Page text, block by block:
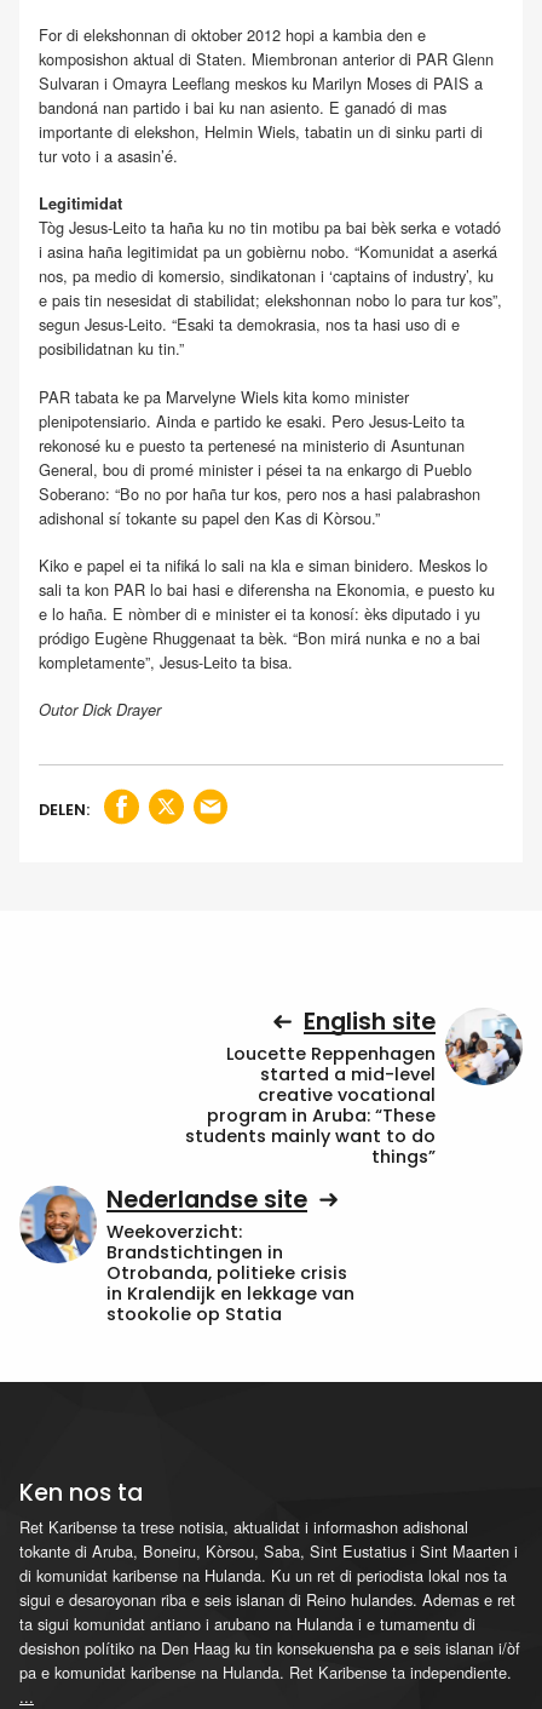
For di elekshonnan di oktober 2012 hopi a kambia den e
komposishon aktual di Staten. Miembronan anterior di PAR Glenn
Sulvaran i Omayra Leeflang meskos ku Marilyn Moses di PAIS a
bandoná nan partido i bai ku nan asiento. E ganadó di mas
importante di elekshon, Helmin Wiels, tabatin un di sinku parti di
tur voto i a asasin’é.
Legitimidat
Tòg Jesus-Leito ta haña ku no tin motibu pa bai bèk serka e votadó
i asina haña legitimidat pa un gobièrnu nobo. “Komunidat a aserká
nos, pa medio di komersio, sindikatonan i ‘captains of industry’, ku
e pais tin nesesidat di stabilidat; elekshonnan nobo lo para tur kos”,
segun Jesus-Leito. “Esaki ta demokrasia, nos ta hasi uso di e
posibilidatnan ku tin.”
PAR tabata ke pa Marvelyne Wiels kita komo minister
plenipotensiario. Ainda e partido ke esaki. Pero Jesus-Leito ta
rekonosé ku e puesto ta pertenesé na ministerio di Asuntunan
General, bou di promé minister i pései ta na enkargo di Pueblo
Soberano: “Bo no por haña tur kos, pero nos a hasi palabrashon
adishonal sí tokante su papel den Kas di Kòrsou.”
Kiko e papel ei ta nifiká lo sali na kla e siman binidero. Meskos lo
sali ta kon PAR lo bai hasi e diferensha na Ekonomia, e puesto ku
e lo haña. E nòmber di e minister ei ta konosí: èks diputado i yu
pródigo Eugène Rhuggenaat ta bèk. “Bon mirá nunka e no a bai
kompletamente”, Jesus-Leito ta bisa.
Outor Dick Drayer
DELEN:
English site
Loucette Reppenhagen
started a mid-level
creative vocational
program in Aruba: “These
students mainly want to do
things”
Nederlandse site
Weekoverzicht:
Brandstichtingen in
Otrobanda, politieke crisis
in Kralendijk en lekkage van
stookolie op Statia
Ken nos ta
Ret Karibense ta trese notisia, aktualidat i informashon adishonal
tokante di Aruba, Boneiru, Kòrsou, Saba, Sint Eustatius i Sint Maarten i
di komunidat karibense na Hulanda. Ku un ret di periodista lokal nos ta
sigui e desaroyonan riba e seis islanan di Reino hulandes. Ademas e ret
ta sigui komunidat antiano i arubano na Hulanda i e tumamentu di
desishon polítiko na Den Haag ku tin konsekuensha pa e seis islanan i/òf
pa e komunidat karibense na Hulanda. Ret Karibense ta independiente.
...